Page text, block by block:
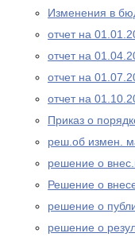
Изменения в
отчет на
отчет на
отчет на
отчет на
Приказ о
реш.об измен.
решение о
Решение о
решение о
решение о